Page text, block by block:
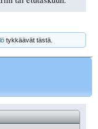
tykkäävät tästä.